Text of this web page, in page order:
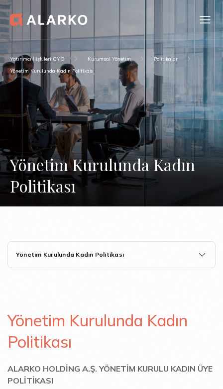
Yatırımcı İlişkileri GYO Kurumsal Yönetim
Politikalar
Yönetim Kurulunda Kadın Politikası
Yönetim Kurulunda Kadın
Politikası
Yönetim Kurulunda Kadın Politikası
Yönetim Kurulunda Kadın
Politikası
ALARKO HOLDİNG A.Ş. YÖNETİM KURULU KADIN ÜYE
POLİTİKASI